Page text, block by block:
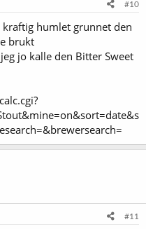
#10
humlet grunnet den
brukt
jo kalle den Bitter Sweet
#11